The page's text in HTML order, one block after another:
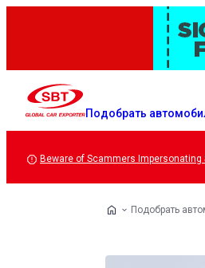
Подобрать
Beware of Scammers Impersonating
Подобрать